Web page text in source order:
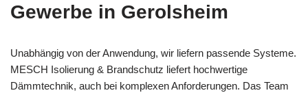
Gewerbe in Gerolsheim
Unabhängig von der Anwendung, wir liefern passende Systeme.
MESCH Isolierung & Brandschutz liefert hochwertige
Dämmtechnik, auch bei komplexen Anforderungen. Das Team